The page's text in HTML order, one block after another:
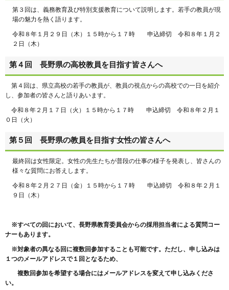
第３回は、義務教育及び特別支援教育について説明します。若手の教員が現
場の魅力を熱く語ります。
令和８年１月２９日（木）１５時から１７時 申込締切 令和８年１月２
２日（木）
第４回 長野県の高校教員を目指す皆さんへ
第４回は、県立高校の若手の教員が、教員の視点からの高校での一日を紹介
し、参加者の皆さんと語りあいます。
令和８年２月１７日（火）１５時から１７時 申込締切 令和８年２月１
０日（火）
第５回 長野県の教員を目指す女性の皆さんへ
最終回は女性限定。女性の先生たちが普段の仕事の様子を発表し、皆さんの
様々な質問にお答えします。
令和８年２月２７日（金）１５時から１７時 申込締切 令和８年２月１
９日（木）
※すべての回において、長野県教育委員会からの採用担当者による質問コー
ナーもあります。
※対象者の異なる回に複数回参加することも可能です。ただし、申し込みは
１つのメールアドレスで１回となるため、
複数回参加を希望する場合にはメールアドレスを変えて申し込みくださ
い。